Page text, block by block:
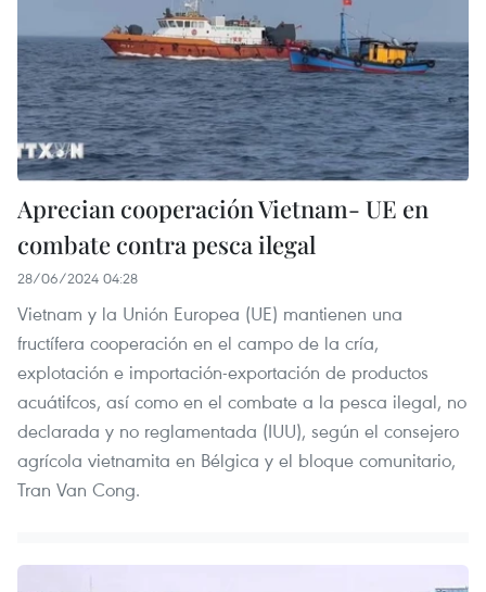
Aprecian cooperación Vietnam- UE en
combate contra pesca ilegal
28/06/2024 04:28
Vietnam y la Unión Europea (UE) mantienen una
fructífera cooperación en el campo de la cría,
explotación e importación-exportación de productos
acuátifcos, así como en el combate a la pesca ilegal, no
declarada y no reglamentada (IUU), según el consejero
agrícola vietnamita en Bélgica y el bloque comunitario,
Tran Van Cong.